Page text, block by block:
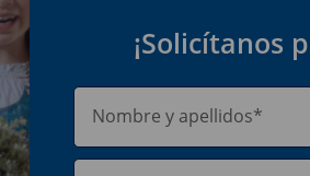
¡Solicítanos